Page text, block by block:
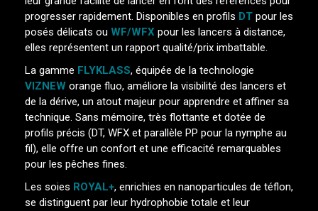
progresser rapidement. Disponibles en profils DT pour les
posés délicats ou WF/WFX pour les lancers à distance,
elles représentent un rapport qualité/prix imbattable.
La gamme FLYKLASS, équipée de la technologie
VIZNEW orange fluo, améliore la visibilité des lancers et
de la dérive, un atout majeur pour apprendre et affiner sa
technique. Sans mémoire, très flottante et dotée de
profils précis (DT, WFX et parallèle PP pour la nymphe au
fil), elle offre un confort et une efficacité remarquables
pour les pêches fines.
Les soies ROYAL+, enrichies en nanoparticules de téflon,
se distinguent par leur hydrophobie totale et leur